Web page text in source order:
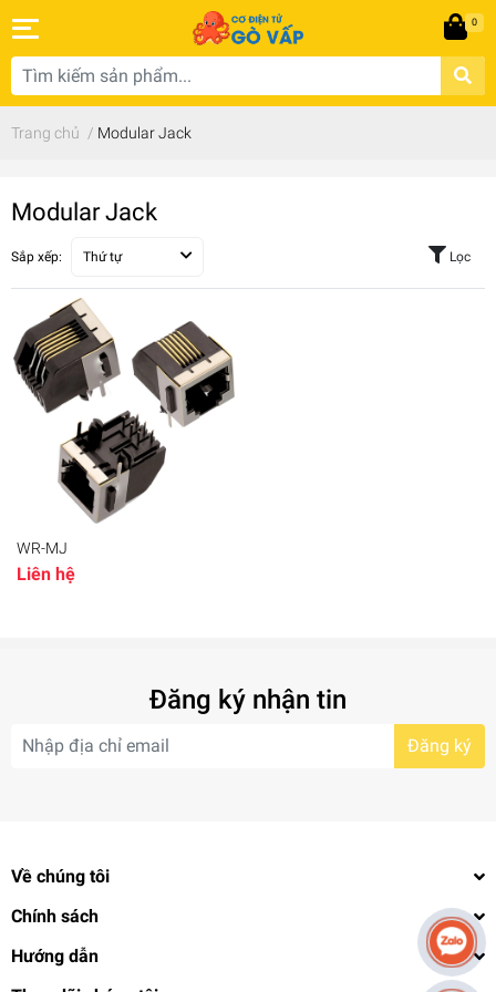
0
Trang chủ / Modular Jack
Modular Jack
Sắp xếp: Thứ tự Lọc
WR-MJ
Liên hệ
Đăng ký nhận tin
Đăng ký
Về chúng tôi
Chính sách
Hướng dẫn